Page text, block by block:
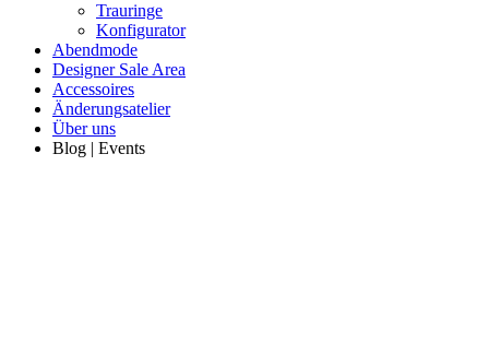
Trauringe
Konfigurator
Abendmode
Designer Sale Area
Accessoires
Änderungsatelier
Über uns
Blog | Events